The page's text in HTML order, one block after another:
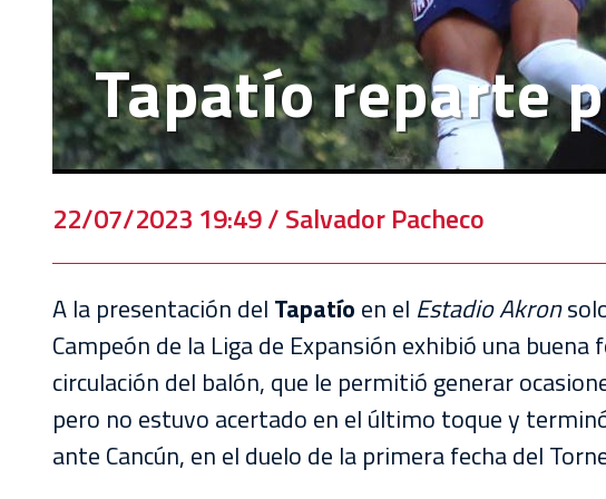
TIENDA
CHIVAS
CHIVASTV
ESTADIO
AKRON
TOUR
ESTADIO
AKRON
Tapatío reparte
22/07/2023 19:49 / Salvador Pacheco
A la presentación del Tapatío en el Estadio Akron
Campeón de la Liga de Expansión exhibió una
circulación del balón, que le permitió generar
pero no estuvo acertado en el último toque y
ante Cancún, en el duelo de la primera fecha del